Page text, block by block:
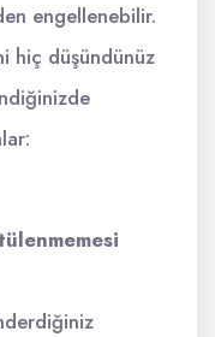
engellenebilir.
hiç düşündünüz